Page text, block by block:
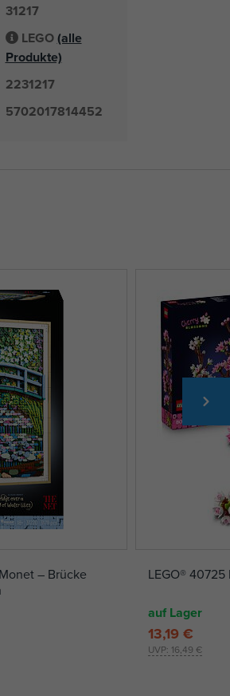
31217
LEGO(alle
Produkte)
2231217
5702017814452
– Brücke
LEGO®
auf Lager
UVP: 16,49 €
13,19 €